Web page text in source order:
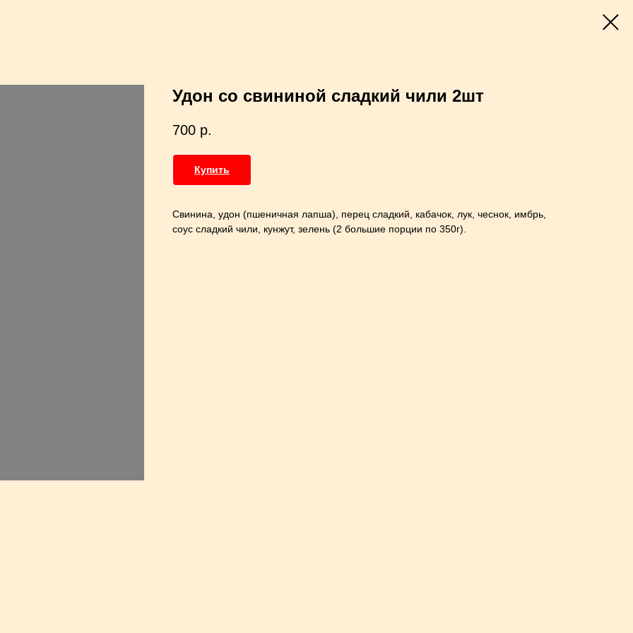
Удон со свининой сладкий чили 2шт
700 р.
Купить
Свинина, удон (пшеничная лапша), перец сладкий, кабачок, лук, чеснок, имбрь,
соус сладкий чили, кунжут, зелень (2 большие порции по 350г).